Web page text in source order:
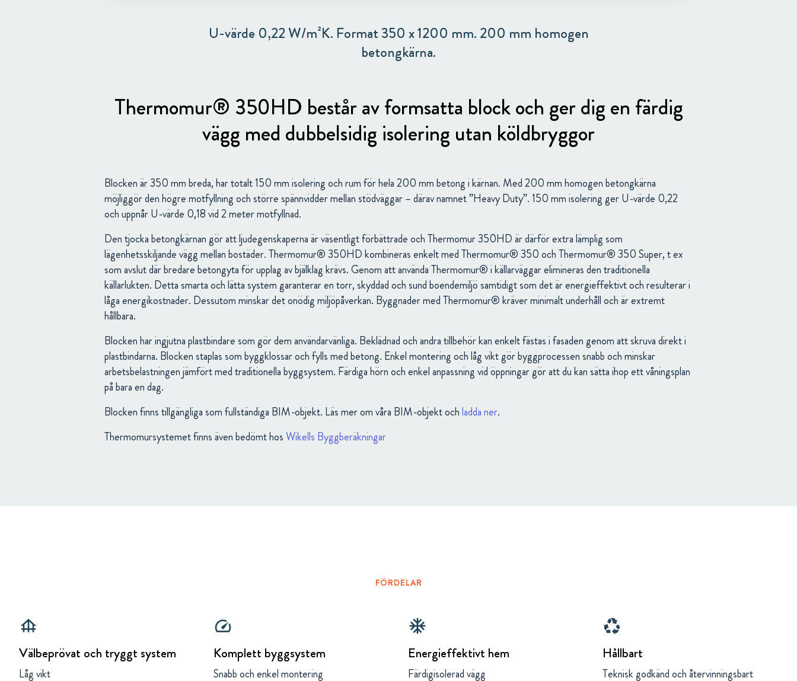
U-värde 0,22 W/m²K. Format 350 x 1200 mm. 200 mm homogen
betongkärna.
Thermomur® 350HD består av formsatta block och ger dig en färdig
vägg med dubbelsidig isolering utan köldbryggor
Blocken är 350 mm breda, har totalt 150 mm isolering och rum för hela 200 mm betong i kärnan. Med 200 mm homogen betongkärna
möjliggör den högre motfyllning och större spännvidder mellan stödväggar – därav namnet ”Heavy Duty”. 150 mm isolering ger U-värde 0,22
och uppnår U-värde 0,18 vid 2 meter motfyllnad.
Den tjocka betongkärnan gör att ljudegenskaperna är väsentligt förbättrade och Thermomur 350HD är därför extra lämplig som
lägenhetsskiljande vägg mellan bostäder. Thermomur® 350HD kombineras enkelt med Thermomur® 350 och Thermomur® 350 Super, t ex
som avslut där bredare betongyta för upplag av bjälklag krävs. Genom att använda Thermomur® i källarväggar elimineras den traditionella
källarlukten. Detta smarta och lätta system garanterar en torr, skyddad och sund boendemiljö samtidigt som det är energieffektivt och resulterar i
låga energikostnader. Dessutom minskar det onödig miljöpåverkan. Byggnader med Thermomur® kräver minimalt underhåll och är extremt
hållbara.
Blocken har ingjutna plastbindare som gör dem användarvänliga. Beklädnad och andra tillbehör kan enkelt fästas i fasaden genom att skruva direkt i
plastbindarna. Blocken staplas som byggklossar och fylls med betong. Enkel montering och låg vikt gör byggprocessen snabb och minskar
arbetsbelastningen jämfört med traditionella byggsystem. Färdiga hörn och enkel anpassning vid öppningar gör att du kan sätta ihop ett våningsplan
på bara en dag.
Blocken finns tillgängliga som fullständiga BIM-objekt. Läs mer om våra BIM-objekt ochladda ner.
Thermomursystemet finns även bedömt hosWikells Byggberäkningar
FÖRDELAR
foundation
Välbeprövat och tryggt system
Låg vikt
speed
Komplett byggsystem
Snabb och enkel montering
ac_unit
Energieffektivt hem
Färdigisolerad vägg
recycling
Hållbart
Teknisk godkänd och återvinningsbart